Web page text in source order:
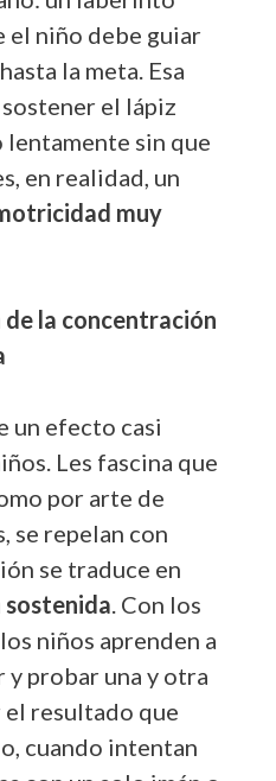
el niño debe guiar
la meta. Esa
el lápiz
sin que
en realidad, un
muy
la concentración
un efecto casi
Les fascina que
por arte de
se repelan con
se traduce en
. Con los
niños aprenden a
y probar una y otra
el resultado que
cuando intentan